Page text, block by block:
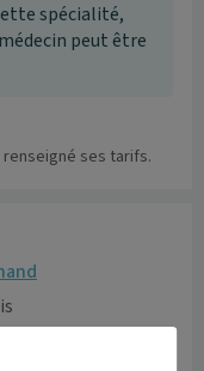
spécialité,
peut être
renseigné ses tarifs.